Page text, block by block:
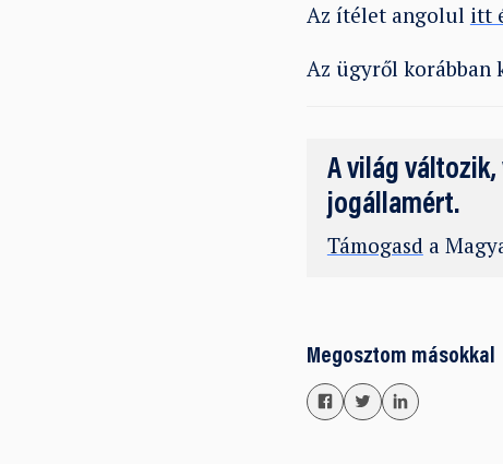
Az ítélet angolul itt
Az ügyről korábban
A világ
jogállamért.
Támogasd a
Megosztom másokkal